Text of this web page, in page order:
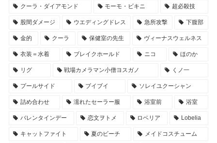
クーラ・ダイアモンド モーモ・ビキニ 超必殺技
股間ダメージ ウエディングドレス 急所攻撃 下腹部
金的 クーラ 保健室の先生 ヴィーナスウェルネス
衣装＝水着 ブレイクホールド ニコ ほのか
リグ 戦場カメラマン小僧ヨスガノ くノ一
プールサイド ブイブイ ソレイユクーシャン
詰め合わせ 濡れたセーラー服 浴室前 浴室
バレンタインデー 恋文ヲトメ ロベリア Lobelia
キャットファイト 夏のビーチ メイドコスチューム